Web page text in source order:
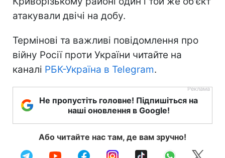
атакували двічі на добу.
Термінові та важливі повідомлення про
війну Росії проти України читайте на
каналі РБК-Україна в Telegram.
Не пропустіть головне! Підпишіться на
наші оновлення в Google!
Або читайте нас там, де вам зручно!